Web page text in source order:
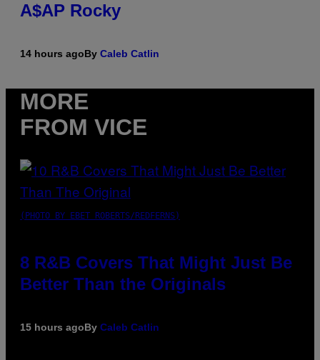
A$AP Rocky
14 hours agoBy Caleb Catlin
MORE
FROM VICE
(PHOTO BY EBET ROBERTS/REDFERNS)
8 R&B Covers That Might Just Be
Better Than the Originals
15 hours agoBy Caleb Catlin